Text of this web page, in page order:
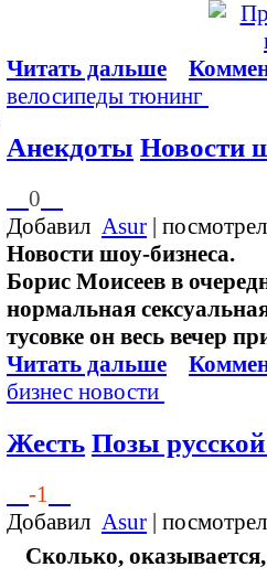
Читать дальше
велосипеды тюнинг
Анекдоты Новости
0
Добавил Asur |
Новости шоу-бизнеса.
Борис Моисеев в
нормальная
тусовке он весь вечер
Читать дальше
бизнес новости
Жесть Позы
-1
Добавил Asur |
Сколько,